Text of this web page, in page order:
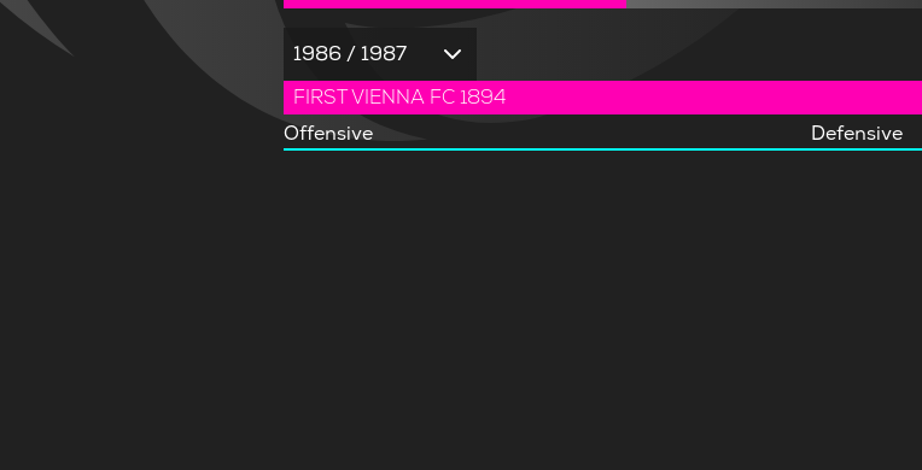
1986 / 1987
FIRST VIENNA FC 1894
Offensive
Defensive